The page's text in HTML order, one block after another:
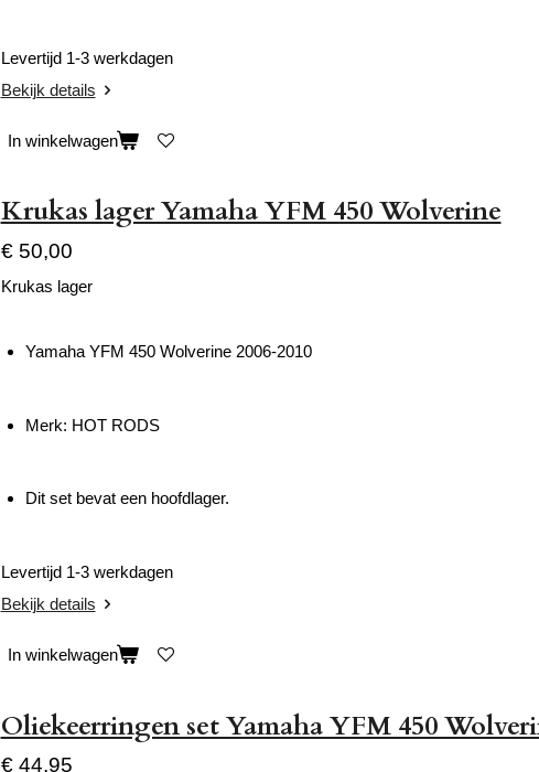
Levertijd 1-3 werkdagen
Bekijk details
In winkelwagen
Krukas lager Yamaha YFM 450 Wolverine
€ 50,00
Krukas lager
Yamaha YFM 450 Wolverine 2006-2010
Merk: HOT RODS
Dit set bevat een hoofdlager.
Levertijd 1-3 werkdagen
Bekijk details
In winkelwagen
Oliekeerringen set Yamaha YFM 450
€ 44,95